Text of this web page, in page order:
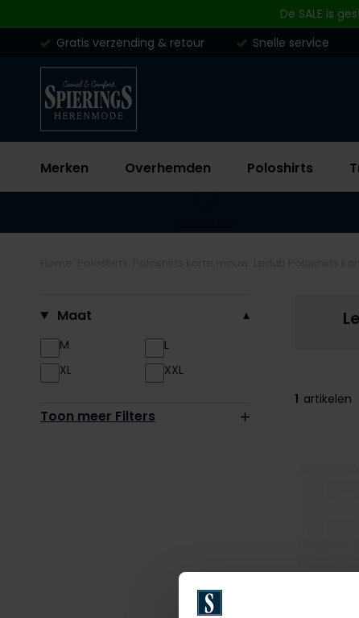
De SALE is
Gratis verzending & retour
Snelle service
Merken Overhemden Poloshirts
Maat
M
L
XL
XXL
Toon meer Filters
1 artikelen